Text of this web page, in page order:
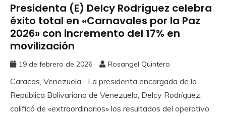
Presidenta (E) Delcy Rodríguez celebra
éxito total en «Carnavales por la Paz
2026» con incremento del 17% en
movilización
19 de febrero de 2026 Rosangel Quintero
Caracas, Venezuela.- La presidenta encargada de la
República Bolivariana de Venezuela, Delcy Rodríguez,
calificó de «extraordinarios» los resultados del operativo